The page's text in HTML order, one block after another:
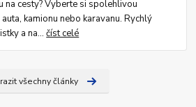
na cesty? Vyberte si spolehlivou
kamionu nebo karavanu. Rychlý
a na...číst celé
všechny články